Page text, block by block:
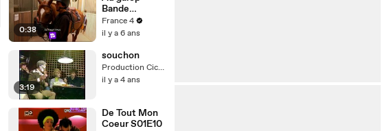
0:38
Bande
annonce
France 4
il y a 6 ans
3:19
souchon
Production Cicrane
il y a 4 ans
De Tout Mon
Coeur S01E10